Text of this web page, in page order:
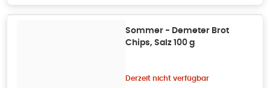
Sommer - Demeter Brot
Chips, Salz 100 g
Derzeit nicht verfügbar